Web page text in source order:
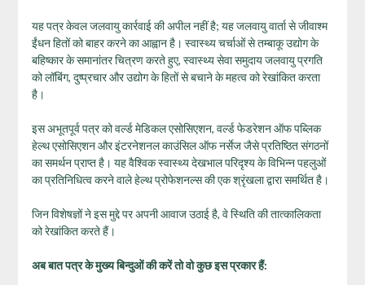
यह पत्र केवल जलवायु कार्रवाई की अपील नहीं है; यह जलवायु वार्ता से जीवाश्म
ईंधन हितों को बाहर करने का आह्वान है। स्वास्थ्य चर्चाओं से तम्बाकू उद्योग के
बहिष्कार के समानांतर चित्रण करते हुए, स्वास्थ्य सेवा समुदाय जलवायु प्रगति
को लॉबिंग, दुष्प्रचार और उद्योग के हितों से बचाने के महत्व को रेखांकित करता
है।
इस अभूतपूर्व पत्र को वर्ल्ड मेडिकल एसोसिएशन, वर्ल्ड फेडरेशन ऑफ पब्लिक
हेल्थ एसोसिएशन और इंटरनेशनल काउंसिल ऑफ नर्सेज जैसे प्रतिष्ठित संगठनों
का समर्थन प्राप्त है। यह वैश्विक स्वास्थ्य देखभाल परिदृश्य के विभिन्न पहलुओं
का प्रतिनिधित्व करने वाले हेल्थ प्रोफेशनल्स की एक श्रृंखला द्वारा समर्थित है।
जिन विशेषज्ञों ने इस मुद्दे पर अपनी आवाज उठाई है, वे स्थिति की तात्कालिकता
को रेखांकित करते हैं।
अब बात पत्र के मुख्य बिन्दुओं की करें तो वो कुछ इस प्रकार हैं: